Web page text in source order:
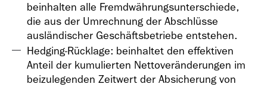
beinhalten alle Fremdwährungsunterschiede,
die aus der Umrechnung der Abschlüsse
ausländischer Geschäftsbetriebe entstehen.
Hedging-Rücklage: beinhaltet den effektiven
Anteil der kumulierten Nettoveränderungen im
beizulegenden Zeitwert der Absicherung von